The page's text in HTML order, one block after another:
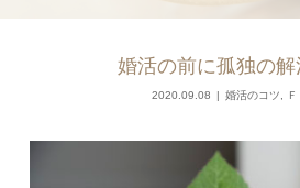
婚活の前に孤独の解
2020.09.08 婚活のコツ